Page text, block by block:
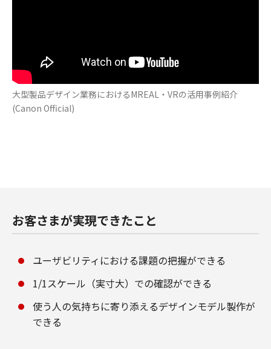
大型製品デザイン業務におけるMREAL・VRの活用事例紹介
(Canon Official)
お客さまが実現できたこと
ユーザビリティにおける課題の把握ができる
1/1スケール（実寸大）での確認ができる
使う人の気持ちに寄り添えるデザインモデル製作が
できる